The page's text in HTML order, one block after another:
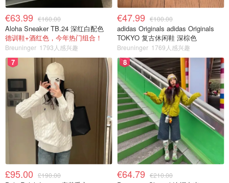
€63.99 €160.00
Aloha Sneaker TB.24 深红白配色
德训鞋+酒红色，今年热门组合！
Breuninger 1793人感兴趣
€47.99 €100.00
adidas Originals adidas Originals
TOKYO 复古休闲鞋 深棕色
Breuninger 1769人感兴趣
7
£95.00 £190.00
8
€64.79 €210.00